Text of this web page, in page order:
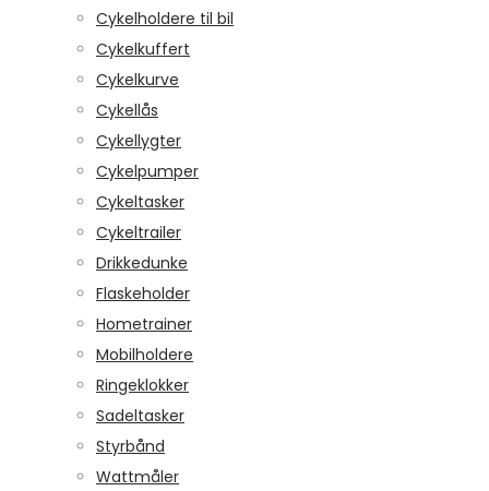
Cykelholdere til bil
Cykelkuffert
Cykelkurve
Cykellås
Cykellygter
Cykelpumper
Cykeltasker
Cykeltrailer
Drikkedunke
Flaskeholder
Hometrainer
Mobilholdere
Ringeklokker
Sadeltasker
Styrbånd
Wattmåler